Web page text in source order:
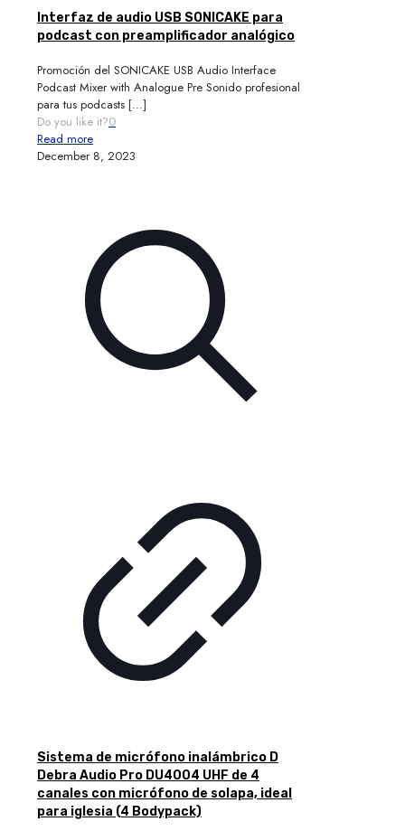
Interfaz de audio USB SONICAKE para
podcast con preamplificador analógico
Promoción del SONICAKE USB Audio Interface
Podcast Mixer with Analogue Pre Sonido profesional
para tus podcasts […]
Do you like it?0
Read more
December 8, 2023
Sistema de micrófono inalámbrico D
Debra Audio Pro DU4004 UHF de 4
canales con micrófono de solapa, ideal
para iglesia (4 Bodypack)